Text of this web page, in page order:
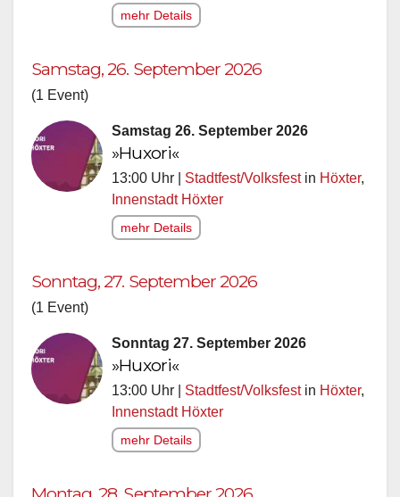
mehr Details
Samstag, 26. September 2026
(1 Event)
Samstag 26. September 2026
»Huxori«
13:00 Uhr | Stadtfest/Volksfestin Höxter,
Innenstadt Höxter
mehr Details
Sonntag, 27. September 2026
(1 Event)
Sonntag 27. September 2026
»Huxori«
13:00 Uhr | Stadtfest/Volksfestin Höxter,
Innenstadt Höxter
mehr Details